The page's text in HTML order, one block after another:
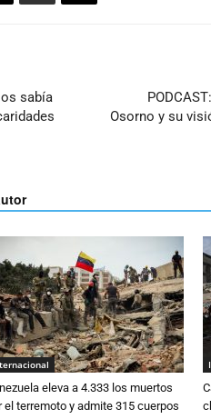
sabía
Osorno y su
eleva a 4.333 los muertos
el terremoto y admite 315 cuerpos